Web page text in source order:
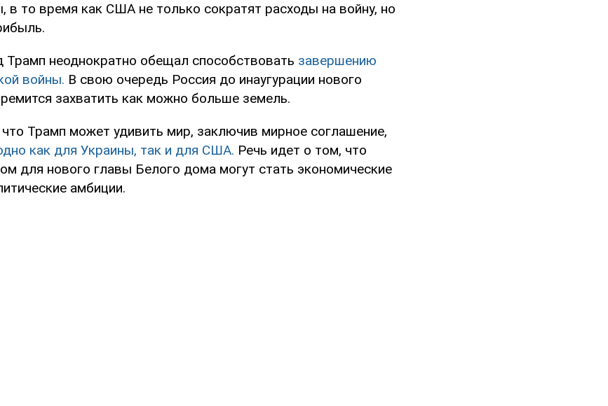
в то время как США не только сократят расходы на войну, но
неоднократно обещал способствовать завершению
войны. В свою очередь Россия до инаугурации нового
захватить как можно больше земель.
Трамп может удивить мир, заключив мирное соглашение,
как для Украины, так и для США. Речь идет о том, что
для нового главы Белого дома могут стать экономические
амбиции.